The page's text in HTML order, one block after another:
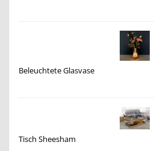
Beleuchtete Glasvase
Tisch Sheesham